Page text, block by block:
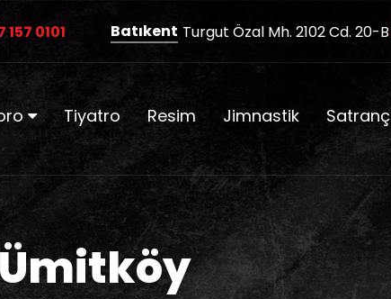
0101 Batıkent Turgut Özal Mh. 2102 Cd. 20-B
Tiyatro Resim Jimnastik Satranç